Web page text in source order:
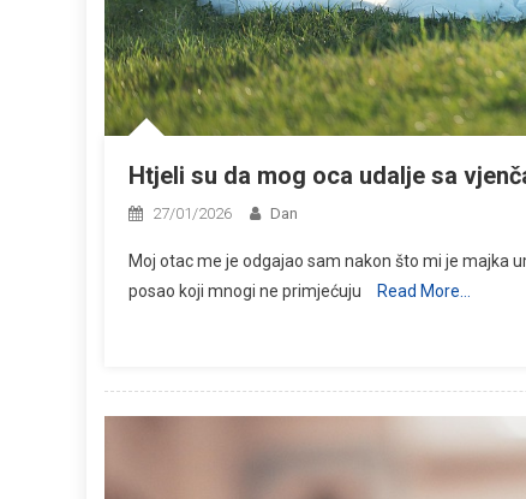
Htjeli su da mog oca udalje sa
27/01/2026 Dan
Moj otac me je odgajao sam nakon što mi je majka
posao koji mnogi ne primjećuju
Read More…